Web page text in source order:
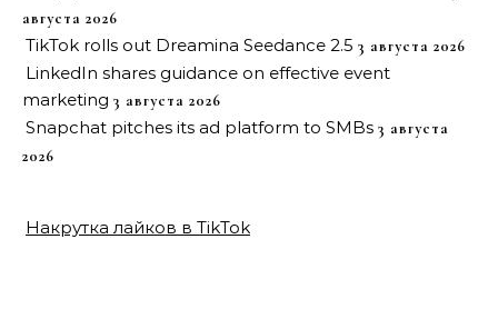
августа 2026
TikTok rolls out Dreamina Seedance 2.5 3 августа 2026
LinkedIn shares guidance on effective event
marketing 3 августа 2026
Snapchat pitches its ad platform to SMBs 3 августа
2026
Накрутка лайков в TikTok